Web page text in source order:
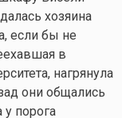
хозяина
если бы не
в
нагрянула
они общались
у порога